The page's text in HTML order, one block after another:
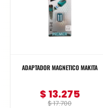
ADAPTADOR MAGNETICO MAKITA
$17.700
$ 13.275